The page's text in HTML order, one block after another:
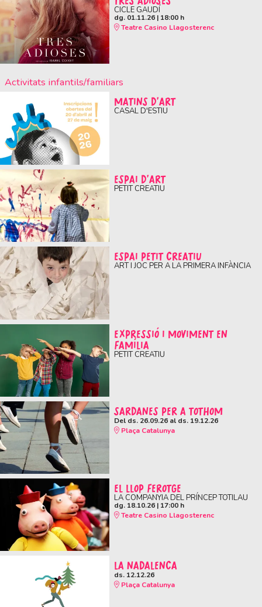
CICLE GAUDÍ
dg. 01.11.26| 18:00 h
Teatre Casino Llagosterenc
Activitats infantils/familiars
MATINS D'ART
CASAL D'ESTIU
ESPAI D'ART
PETIT CREATIU
ESPAI PETIT CREATIU
ART I JOC PER A LA PRIMERA INFÀNCIA
EXPRESSIÓ I MOVIMENT EN
FAMÍLIA
PETIT CREATIU
SARDANES PER A TOTHOM
Del ds. 26.09.26al ds. 19.12.26
Plaça Catalunya
EL LLOP FEROTGE
LA COMPANYIA DEL PRÍNCEP TOTILAU
dg. 18.10.26| 17:00 h
Teatre Casino Llagosterenc
LA NADALENCA
ds. 12.12.26
Plaça Catalunya